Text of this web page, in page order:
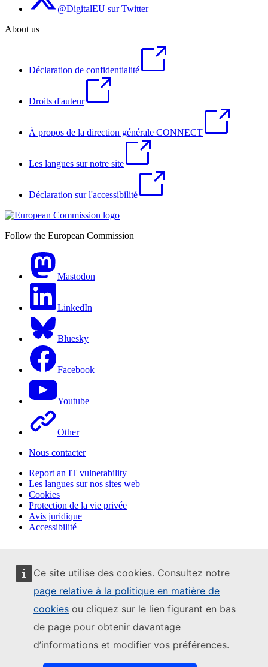
Ce site utilise des cookies. Consultez notre
page relative à la politique en matière de
cookies ou cliquez sur le lien figurant en bas
de page pour obtenir davantage
d’informations et modifier vos préférences.
@DigitalEU sur Twitter
About us
Déclaration de confidentialité
Droits d'auteur
À propos de la direction générale CONNECT
Les langues sur notre site
Déclaration sur l'accessibilité
Follow the European Commission
Mastodon
LinkedIn
Bluesky
Facebook
Youtube
Other
Nous contacter
Report an IT vulnerability
Les langues sur nos sites web
Cookies
Protection de la vie privée
Avis juridique
Accessibilité